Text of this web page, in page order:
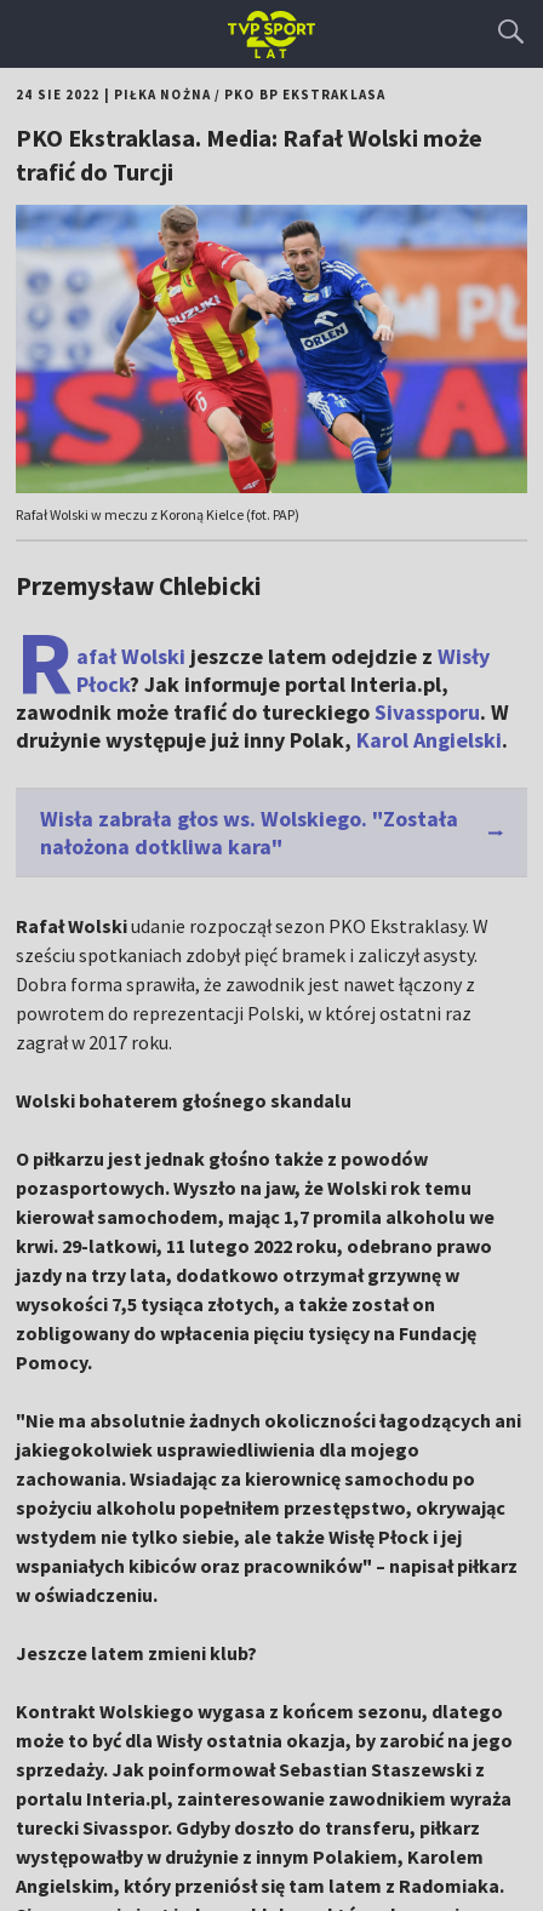
24 SIE 2022 PIŁKA NOŻNA/ PKO BP EKSTRAKLASA
PKO Ekstraklasa. Media: Rafał Wolski może
trafić do Turcji
Rafał Wolski w meczu z Koroną Kielce (fot. PAP)
Przemysław Chlebicki
R afał Wolski jeszcze latem odejdzie zWisły
Płock? Jak informuje portal Interia.pl,
zawodnik może trafić do tureckiegoSivassporu. W
drużynie występuje już inny Polak, Karol Angielski.
Wisła zabrała głos ws. Wolskiego. "Została
nałożona dotkliwa kara"
Rafał Wolskiudanie rozpoczął sezon PKO Ekstraklasy. W
sześciu spotkaniach zdobył pięć bramek i zaliczył asysty.
Dobra forma sprawiła, że zawodnik jest nawet łączony z
powrotem do reprezentacji Polski, w której ostatni raz
zagrał w 2017 roku.
Wolski bohaterem głośnego skandalu
O piłkarzu jest jednak głośno także z powodów
pozasportowych. Wyszło na jaw, że Wolski rok temu
kierował samochodem, mając 1,7 promila alkoholu we
krwi. 29-latkowi, 11 lutego 2022 roku, odebrano prawo
jazdy na trzy lata, dodatkowo otrzymał grzywnę w
wysokości 7,5 tysiąca złotych, a także został on
zobligowany do wpłacenia pięciu tysięcy na Fundację
Pomocy.
"Nie ma absolutnie żadnych okoliczności łagodzących ani
jakiegokolwiek usprawiedliwienia dla mojego
zachowania. Wsiadając za kierownicę samochodu po
spożyciu alkoholu popełniłem przestępstwo, okrywając
wstydem nie tylko siebie, ale także Wisłę Płock i jej
wspaniałych kibiców oraz pracowników" – napisał piłkarz
w oświadczeniu.
Jeszcze latem zmieni klub?
Kontrakt Wolskiego wygasa z końcem sezonu, dlatego
może to być dla Wisły ostatnia okazja, by zarobić na jego
sprzedaży. Jak poinformował Sebastian Staszewski z
portalu Interia.pl, zainteresowanie zawodnikiem wyraża
tureckiSivasspor. Gdyby doszło do transferu, piłkarz
występowałby w drużynie z innym Polakiem, Karolem
Angielskim, który przeniósł się tam latem z Radomiaka.